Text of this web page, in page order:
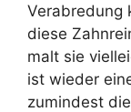
Verabredung
diese
malt sie
ist wieder
zumindest